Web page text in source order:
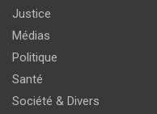
Justice
Médias
Politique
Santé
Société & Divers